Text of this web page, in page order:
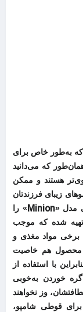
که به‌طور خاص برای
که می‌دانید
هستند و ممکن
زیبای فرزندتان
مدل «Minion» را
شده که موجب
برخی مواد مغذی و
محصول هم خاصیت
با استفاده از
خوردن به‌خوبی
وز نخواهند
قوطی شامپو،